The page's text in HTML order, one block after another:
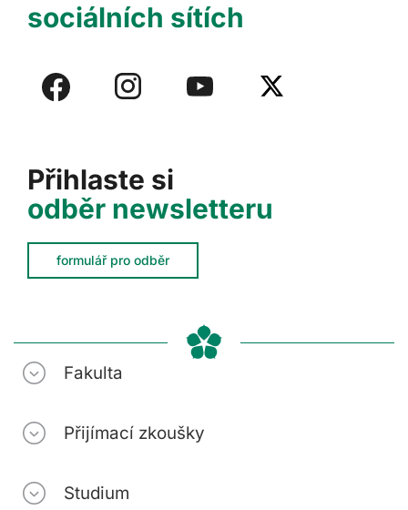
Přihlaste si
odběr newsletteru
formulář pro odběr
sociálních sítích
Fakulta
Přijímací zkoušky
Studium